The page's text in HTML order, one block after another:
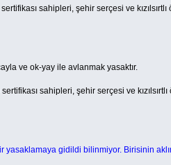
sahipleri, şehir serçesi ve
ve ok-yay ile avlanmak yasaktır.
sahipleri, şehir serçesi ve
yasaklamaya gidildi bilinmiyor. Birisinin